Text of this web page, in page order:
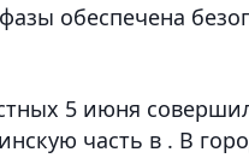
обеспечена
5 июня
часть в . В